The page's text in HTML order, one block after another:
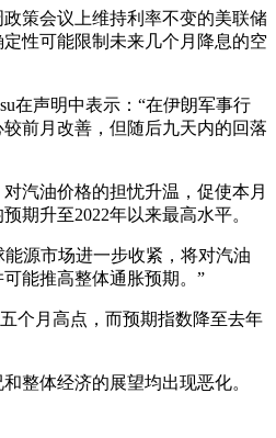
会议上维持利率不变的美联储
性可能限制未来几个月降息的空
声明中表示：“在伊朗军事行
前月改善，但随后九天内的回落
油价格的担忧升温，促使本月
期升至2022年以来最高水平。
源市场进一步收紧，将对汽油
能推高整体通胀预期。”
月高点，而预期指数降至去年
体经济的展望均出现恶化。